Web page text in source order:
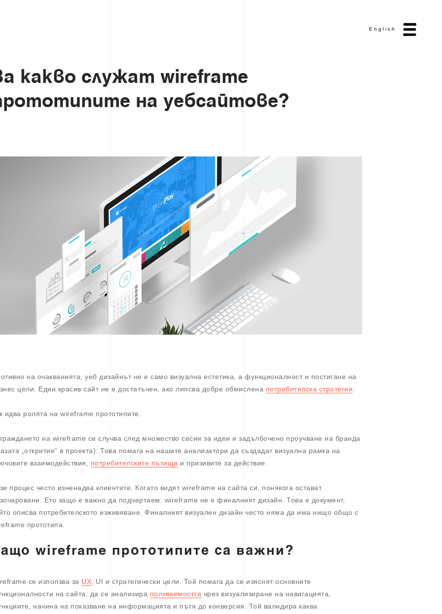
English
а какво служат wireframe
рототипите на уебсайтове?
на очакванията, уеб дизайнът не е само визуална естетика, а функционалност и постигане на
цели. Един красив сайт не е достатъчен, ако липсва добре обмислена потребителска стратегия
идва ролята на wireframe прототипите.
на wireframe се случва след множество сесии за идеи и задълбочено проучване на бранда
„откритие“ в проекта). Това помага на нашите анализатори да създадат визуална рамка на
взаимодействия, потребителските пътища и призивите за действие.
процес често изненадва клиентите. Когато видят wireframe на сайта си, понякога остават
Ето защо е важно да подчертаем: wireframe не е финалният дизайн. Това е документ,
описва потребителското изживяване. Финалният визуален дизайн често няма да има нищо общо с
прототипа.
wireframe прототипите са важни?
се използва за UX , UI и стратегически цели. Той помага да се изяснят основните
на сайта, да се анализира ползваемостта чрез визуализиране на навигацията,
начина на показване на информацията и пътя до конверсия. Той валидира каква